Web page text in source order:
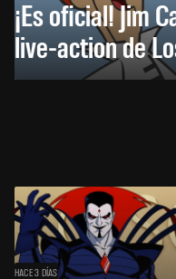
¡Es oficial! Jim
live-action de
HACE 3 DÍAS